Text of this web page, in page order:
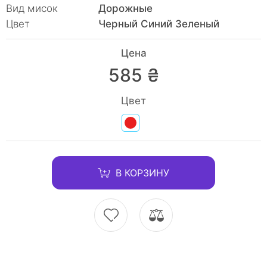
Вид мисок
Дорожные
Цвет
Черный Синий Зеленый
Цена
585 ₴
Цвет
В КОРЗИНУ